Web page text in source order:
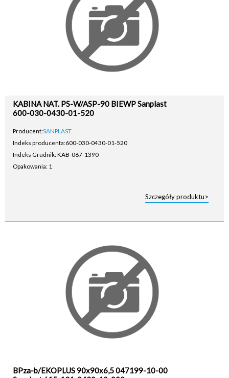
KABINA NAT. PS-W/ASP-90 BIEWP Sanplast
600-030-0430-01-520
Producent:SANPLAST
Indeks producenta:600-030-0430-01-520
Indeks Grudnik: KAB-067-1390
Opakowania: 1
Szczegóły produktu>
BPza-b/EKOPLUS 90x90x6,5 047199-10-00